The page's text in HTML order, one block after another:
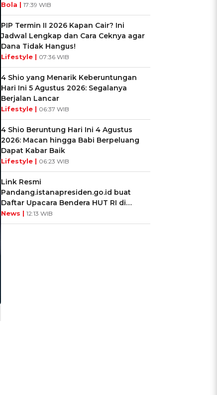
Bola | 17:39 WIB
PIP Termin II 2026 Kapan Cair? Ini
Jadwal Lengkap dan Cara Ceknya agar
Dana Tidak Hangus!
Lifestyle | 07:36 WIB
4 Shio yang Menarik Keberuntungan
Hari Ini 5 Agustus 2026: Segalanya
Berjalan Lancar
Lifestyle | 06:37 WIB
4 Shio Beruntung Hari Ini 4 Agustus
2026: Macan hingga Babi Berpeluang
Dapat Kabar Baik
Lifestyle | 06:23 WIB
Link Resmi
Pandang.istanapresiden.go.id buat
Daftar Upacara Bendera HUT RI di
Istana Negara
News | 12:13 WIB